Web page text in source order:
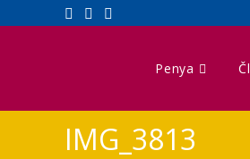
Penya
IMG_3813